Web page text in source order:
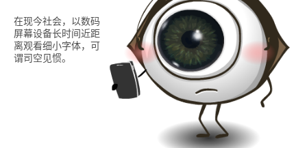
在现今社会，以数码
屏幕设备长时间近距
离观看细小字体，可
谓司空见惯。